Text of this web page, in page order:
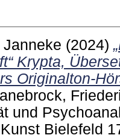
Janneke (2024)
Krypta,
Originalton-
und
Bielefeld